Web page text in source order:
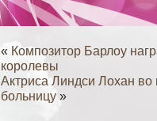
« Композитор Барлоу
королевы
Актриса Линдси Лохан во
больницу »